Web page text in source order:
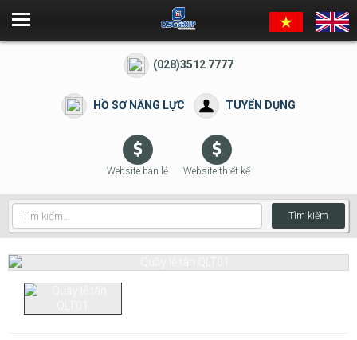
(028)3512 7777
HỒ SƠ NĂNG LỰC TUYỂN DỤNG
Website bán lẻ Website thiết kế
Tìm kiếm